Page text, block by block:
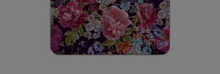
rozmiarze 18 x 24 cm w kolorze białym
16,99 zł
DO KOSZYKA